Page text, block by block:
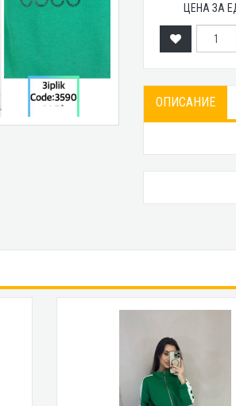
ЦЕНА ЗА
ОПИСАНИЕ